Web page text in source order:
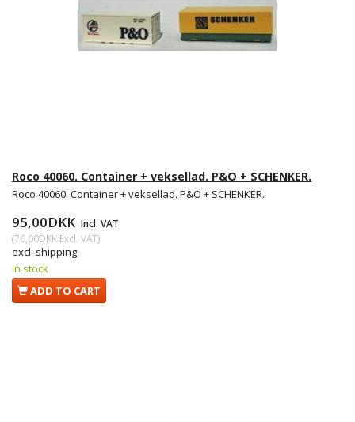
Roco 40060. Container + veksellad. P&O + SCHENKER.
Roco 40060. Container + veksellad. P&O + SCHENKER.
95,00DKK Incl. VAT
(76,00DKK Excl. VAT)
excl. shipping
In stock
ADD TO CART